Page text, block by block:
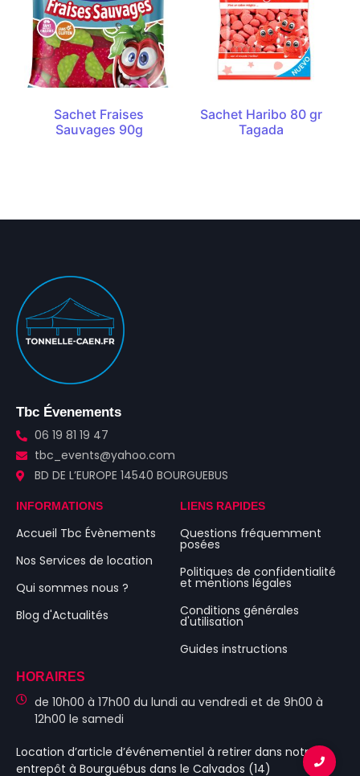
Sachet Fraises
Sauvages 90g
Sachet Haribo 80 gr
Tagada
Tbc Évenements
06 19 81 19 47
tbc_events@yahoo.com
BD DE L’EUROPE 14540 BOURGUEBUS
INFORMATIONS
Accueil Tbc Évènements
Nos Services de location
Qui sommes nous ?
Blog d'Actualités
LIENS RAPIDES
Questions fréquemment
posées
Politiques de confidentialité
et mentions légales
Conditions générales
d'utilisation
Guides instructions
HORAIRES
de 10h00 à 17h00 du lundi au vendredi et de 9h00 à
12h00 le samedi
Location d’article d’événementiel à retirer dans notre
entrepôt à Bourguébus dans le Calvados (14)